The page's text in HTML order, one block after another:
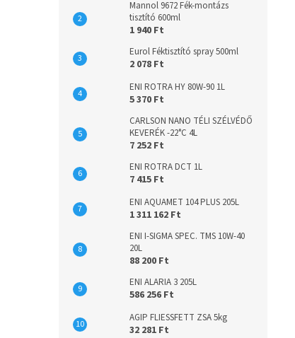
Mannol 9672 Fék-montázs
tisztító 600ml
1 940 Ft
Eurol Féktisztító spray 500ml
2 078 Ft
ENI ROTRA HY 80W-90 1L
5 370 Ft
CARLSON NANO TÉLI SZÉLVÉDŐ
KEVERÉK -22°C 4L
7 252 Ft
ENI ROTRA DCT 1L
7 415 Ft
ENI AQUAMET 104 PLUS 205L
1 311 162 Ft
ENI I-SIGMA SPEC. TMS 10W-40
20L
88 200 Ft
ENI ALARIA 3 205L
586 256 Ft
AGIP FLIESSFETT ZSA 5kg
32 281 Ft